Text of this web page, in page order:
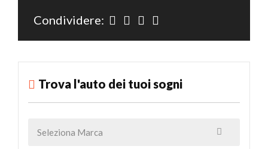
Condividere:
Trova l'auto dei tuoi sogni